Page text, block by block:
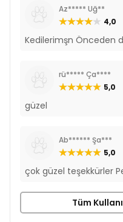
Az***** Uğ**
4,0
Kedilerimşn Önceden
rü***** Ça****
5,0
güzel
Ab****** Şa***
5,0
çok güzel teşekkürler
Tüm